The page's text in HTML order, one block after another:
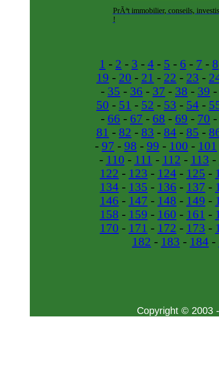
PrÃªt immobilier, conseils,
!
1 - 2 - 3 - 4 - 5 - 6 - 7 - 8
19 - 20 - 21 - 22 - 23 -
- 35 - 36 - 37 - 38 - 39
50 - 51 - 52 - 53 - 54 -
- 66 - 67 - 68 - 69 - 70
81 - 82 - 83 - 84 - 85 -
- 97 - 98 - 99 - 100 - 101
- 110 - 111 - 112 - 113 -
122 - 123 - 124 - 125 -
134 - 135 - 136 - 137 -
146 - 147 - 148 - 149 -
158 - 159 - 160 - 161 -
170 - 171 - 172 - 173 -
182 - 183 - 184 -
Copyright © 2003